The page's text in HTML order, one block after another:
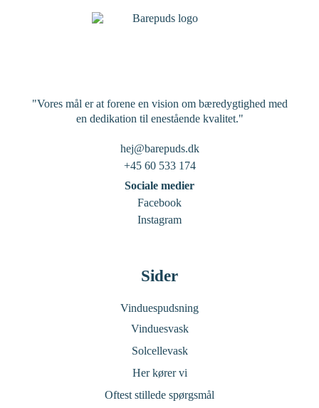
"Vores mål er at forene en vision om bæredygtighed med
en dedikation til enestående kvalitet."
hej@barepuds.dk
+45 60 533 174
Sociale medier
Facebook
Instagram
Sider
Vinduespudsning
Vinduesvask
Solcellevask
Her kører vi
Oftest stillede spørgsmål